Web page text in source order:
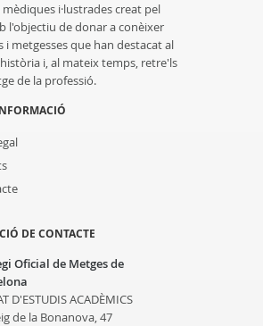
i·lustrades creat pel
l'objectiu de donar a conèixer
i metgesses que han destacat al
i, al mateix temps, retre'ls
de la professió.
DE CONTACTE
Oficial de Metges de
D'ESTUDIS ACADÈMICS
de la Bonanova, 47